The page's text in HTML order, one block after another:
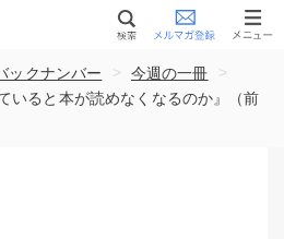
ックナンバー > 今週の一冊
>
いると本が読めなくなるのか』（前